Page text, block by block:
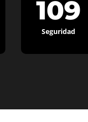
109
Seguridad